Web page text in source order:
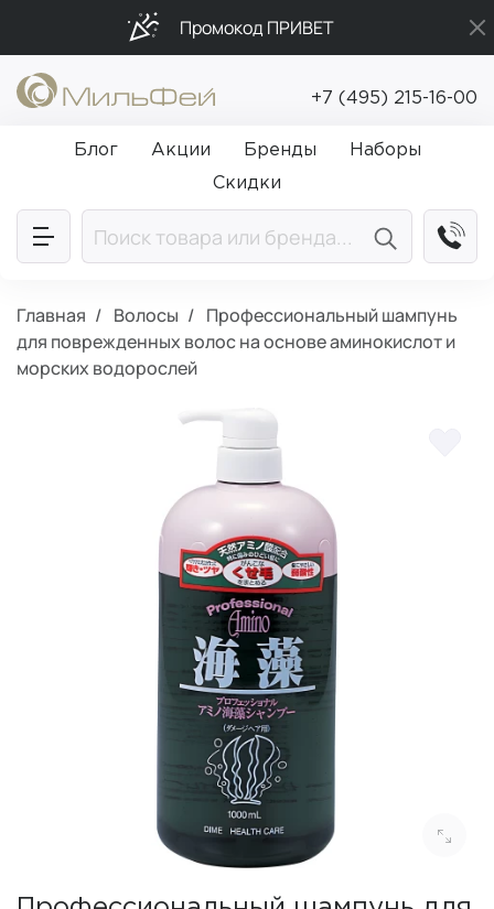
Промокод ПРИВЕТ
Подарки в каждый заказ от 5 000₽
Бесплатная доставка от 5 000₽
+7 (495) 215-16-00
Блог Акции Бренды
Наборы
Скидки
Главная Волосы
Профессиональный шампунь
для поврежденных волос на основе аминокислот и
морских водорослей